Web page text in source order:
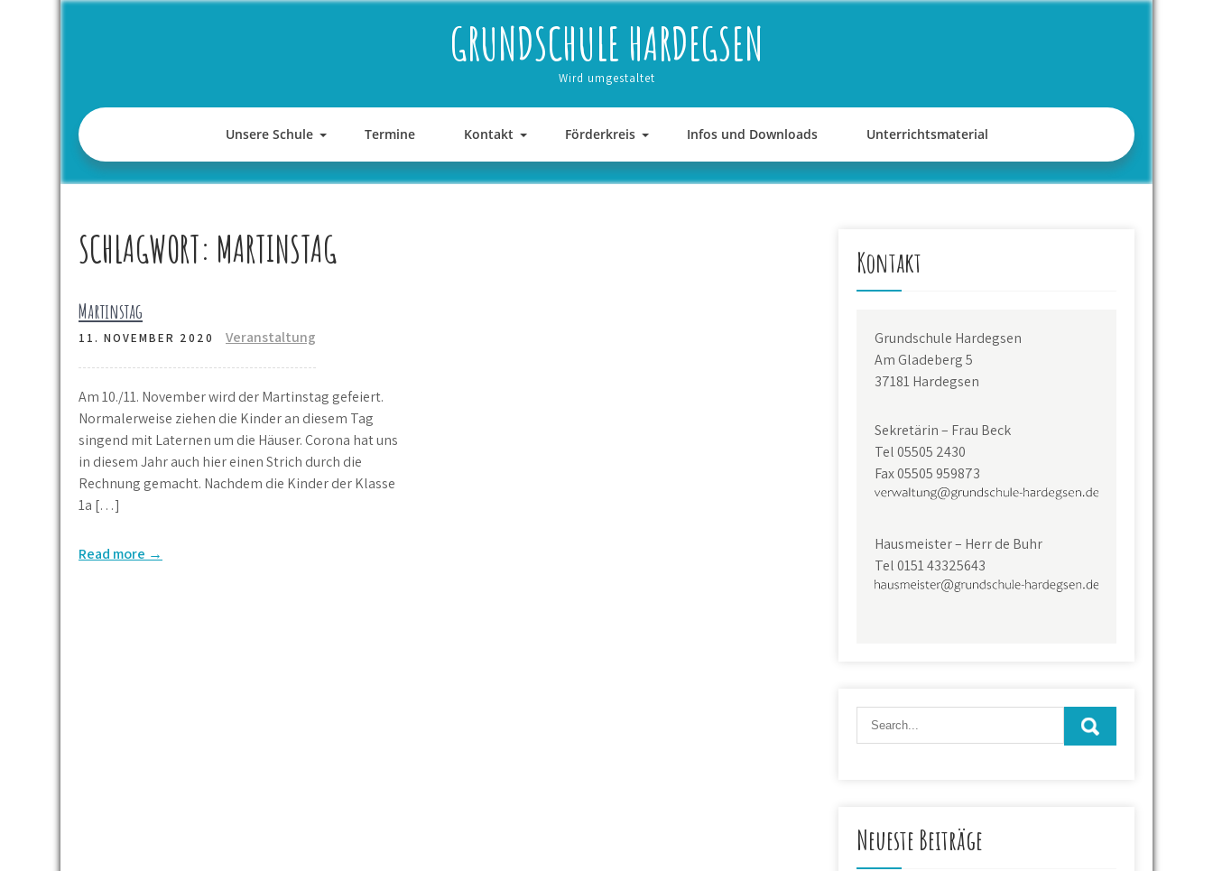
GRUNDSCHULE HARDEGSEN
Wird umgestaltet
Unsere Schule Termine Kontakt Förderkreis Infos und Downloads Unterrichtsmaterial
SCHLAGWORT: MARTINSTAG
Martinstag
11. NOVEMBER 2020 Veranstaltung
Am 10./11. November wird der Martinstag gefeiert.
Normalerweise ziehen die Kinder an diesem Tag
singend mit Laternen um die Häuser. Corona hat uns
in diesem Jahr auch hier einen Strich durch die
Rechnung gemacht. Nachdem die Kinder der Klasse
1a […]
Read more →
Kontakt
Grundschule Hardegsen
Am Gladeberg 5
37181 Hardegsen
Sekretärin – Frau Beck
Tel 05505 2430
Fax 05505 959873
Hausmeister – Herr de Buhr
Tel 0151 43325643
Neueste Beiträge